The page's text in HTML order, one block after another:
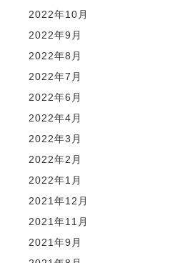
2022年10月
2022年9月
2022年8月
2022年7月
2022年6月
2022年4月
2022年3月
2022年2月
2022年1月
2021年12月
2021年11月
2021年9月